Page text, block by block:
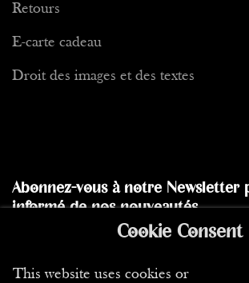
Retours
E-carte cadeau
Droit des images et des textes
Abonnez-vous à notre Newsletter
informé de nos nouveautés
Cookie Consent
This website uses cookies or